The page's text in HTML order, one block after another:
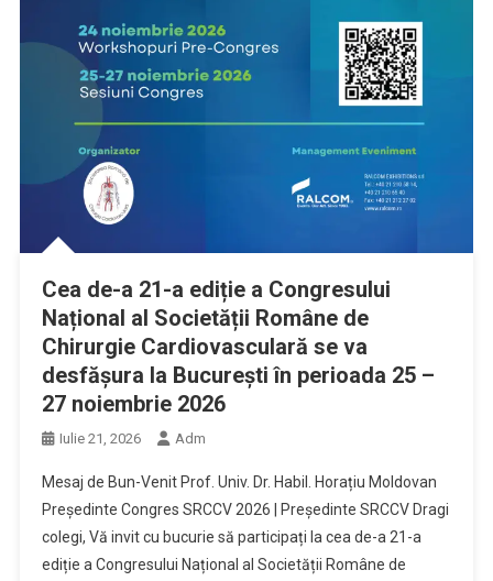
Cea de-a 21-a ediție a Congresului
Național al Societății Române de
Chirurgie Cardiovasculară se va
desfășura la București în perioada 25 –
27 noiembrie 2026
Iulie 21, 2026 Adm
Mesaj de Bun-Venit Prof. Univ. Dr. Habil. Horațiu Moldovan
Președinte Congres SRCCV 2026 | Președinte SRCCV Dragi
colegi, Vă invit cu bucurie să participați la cea de-a 21-a
ediție a Congresului Național al Societății Române de